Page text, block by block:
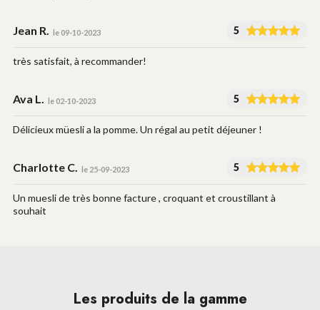
Jean R. le 09-10-2023 5
très satisfait, à recommander!
Ava L. le 02-10-2023 5
Délicieux müesli a la pomme. Un régal au petit déjeuner !
Charlotte C. le 25-09-2023 5
Un muesli de très bonne facture , croquant et croustillant à
souhait
Les produits de la gamme